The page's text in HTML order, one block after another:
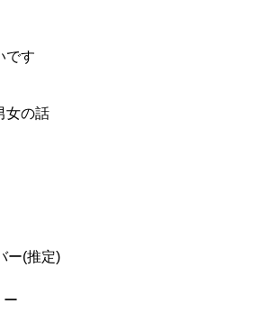
です
女の話
ー(推定)
ー